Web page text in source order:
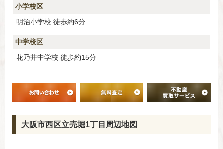
小学校区
明治小学校 徒歩約6分
中学校区
花乃井中学校 徒歩約15分
大阪市西区立売堀1丁目周辺地図